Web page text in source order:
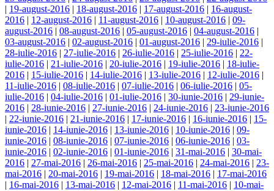
| 19-august-2016 | 18-august-2016 | 17-august-2016 | 16-august-
2016 | 12-august-2016 | 11-august-2016 | 10-august-2016 | 09-
august-2016 | 08-august-2016 | 05-august-2016 | 04-august-2016 |
03-august-2016 | 02-august-2016 | 01-august-2016 | 29-iulie-2016 |
28-iulie-2016 | 27-iulie-2016 | 26-iulie-2016 | 25-iulie-2016 | 22-
iulie-2016 | 21-iulie-2016 | 20-iulie-2016 | 19-iulie-2016 | 18-iulie-
2016 | 15-iulie-2016 | 14-iulie-2016 | 13-iulie-2016 | 12-iulie-2016 |
11-iulie-2016 | 08-iulie-2016 | 07-iulie-2016 | 06-iulie-2016 | 05-
iulie-2016 | 04-iulie-2016 | 01-iulie-2016 | 30-iunie-2016 | 29-iunie-
2016 | 28-iunie-2016 | 27-iunie-2016 | 24-iunie-2016 | 23-iunie-2016
| 22-iunie-2016 | 21-iunie-2016 | 17-iunie-2016 | 16-iunie-2016 | 15-
iunie-2016 | 14-iunie-2016 | 13-iunie-2016 | 10-iunie-2016 | 09-
iunie-2016 | 08-iunie-2016 | 07-iunie-2016 | 06-iunie-2016 | 03-
iunie-2016 | 02-iunie-2016 | 01-iunie-2016 | 31-mai-2016 | 30-mai-
2016 | 27-mai-2016 | 26-mai-2016 | 25-mai-2016 | 24-mai-2016 | 23-
mai-2016 | 20-mai-2016 | 19-mai-2016 | 18-mai-2016 | 17-mai-2016
| 16-mai-2016 | 13-mai-2016 | 12-mai-2016 | 11-mai-2016 | 10-mai-